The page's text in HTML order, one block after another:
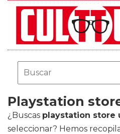
Playstation
¿Buscas playstation store
seleccionar? Hemos